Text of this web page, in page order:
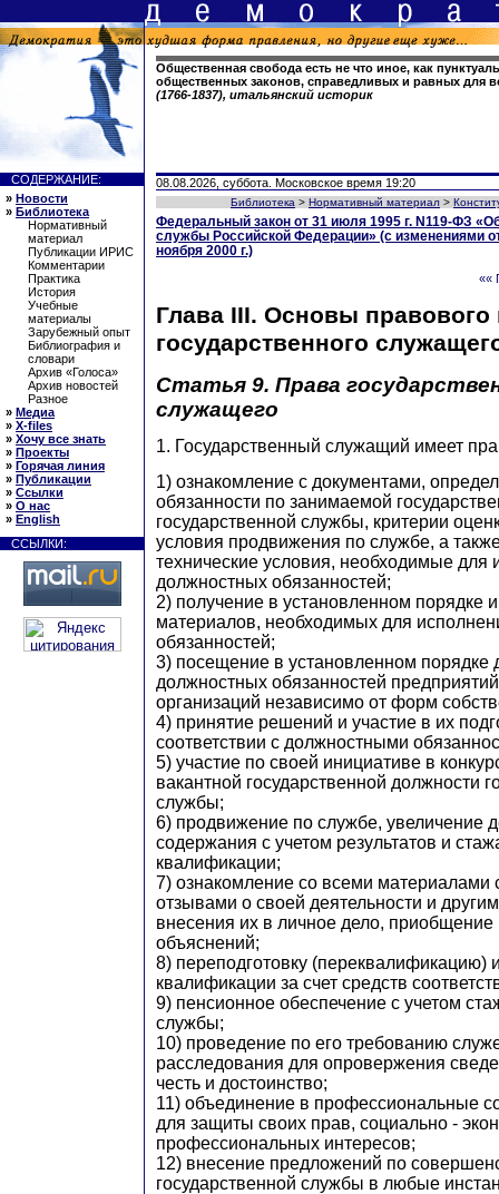
Общественная свобода есть не что иное, как
общественных законов, справедливых и равных для
(1766-1837), итальянский историк
СОДЕРЖАНИЕ:
» Новости
» Библиотека
Нормативный
материал
Публикации ИРИС
Комментарии
Практика
История
Учебные
материалы
Зарубежный опыт
Библиография и
словари
Архив «Голоса»
Архив новостей
Разное
» Медиа
» X-files
» Хочу все знать
» Проекты
» Горячая линия
» Публикации
» Ссылки
» О нас
» English
ССЫЛКИ:
08.08.2026, суббота. Московское время 19:20
Библиотека > Нормативный материал >
Федеральный закон от 31 июля 1995 г. N119-ФЗ
службы Российской Федерации» (с изменениями
ноября 2000 г.)
««
Глава III. Основы правового
государственного
Статья 9. Права
служащего
1. Государственный служащий имеет
1) ознакомление с документами,
обязанности по занимаемой
государственной службы, критерии
условия продвижения по службе, а
технические условия, необходимые для
должностных обязанностей;
2) получение в установленном порядке
материалов, необходимых для
обязанностей;
3) посещение в установленном порядке
должностных обязанностей
организаций независимо от форм
4) принятие решений и участие в их
соответствии с должностными
5) участие по своей инициативе в
вакантной государственной должности
службы;
6) продвижение по службе, увеличение
содержания с учетом результатов и
квалификации;
7) ознакомление со всеми материалами
отзывами о своей деятельности и
внесения их в личное дело, приобщение
объяснений;
8) переподготовку
квалификации за счет средств
9) пенсионное обеспечение с учетом
службы;
10) проведение по его требованию
расследования для опровержения
честь и достоинство;
11) объединение в профессиональные
для защиты своих прав, социально -
профессиональных интересов;
12) внесение предложений по
государственной службы в любые